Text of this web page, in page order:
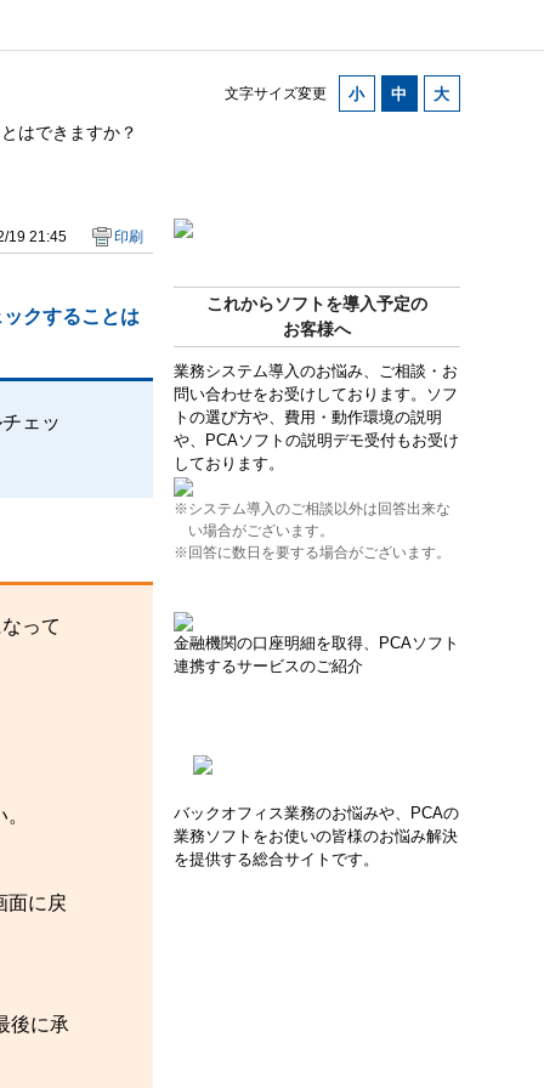
文字サイズ変更
はできますか？
これからソフトを導入予定の
お客様へ
業務システム導入のお悩み、ご相談・お
問い合わせをお受けしております。ソフ
トの選び方や、費用・動作環境の説明
や、PCAソフトの説明デモ受付もお受け
しております。
※システム導入のご相談以外は回答出来な
い場合がございます。
※回答に数日を要する場合がございます。
金融機関の口座明細を取得、PCAソフト
連携するサービスのご紹介
バックオフィス業務のお悩みや、PCAの
業務ソフトをお使いの皆様のお悩み解決
を提供する総合サイトです。
19 21:45 印刷
クすることは
ェッ
って
面に戻
後に承